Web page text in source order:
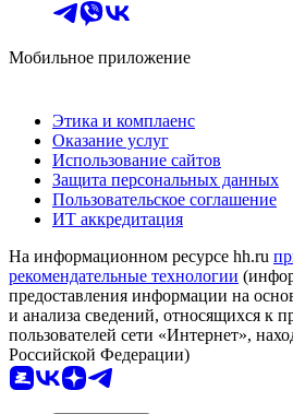
Мобильное приложение
Этика и комплаенс
Оказание услуг
Использование сайтов
Защита персональных данных
Пользовательское соглашение
ИТ аккредитация
На информационном ресурсе hh.ru
рекомендательные технологии
предоставления информации на
и анализа сведений, относящихся к
пользователей сети «Интернет»,
Российской Федерации)